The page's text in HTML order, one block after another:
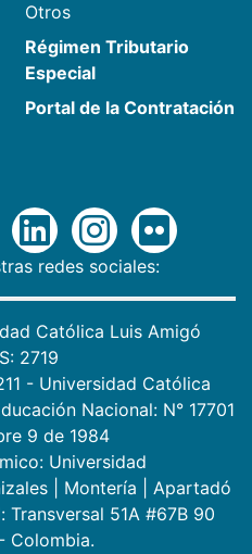
Otros
Régimen Tributario
Especial
Portal de la Contratación
redes sociales:
Católica Luis Amigó
2719
- Universidad Católica
Nacional: N° 17701
9 de 1984
Universidad
Montería
Apartadó
51A #67B 90
Colombia.